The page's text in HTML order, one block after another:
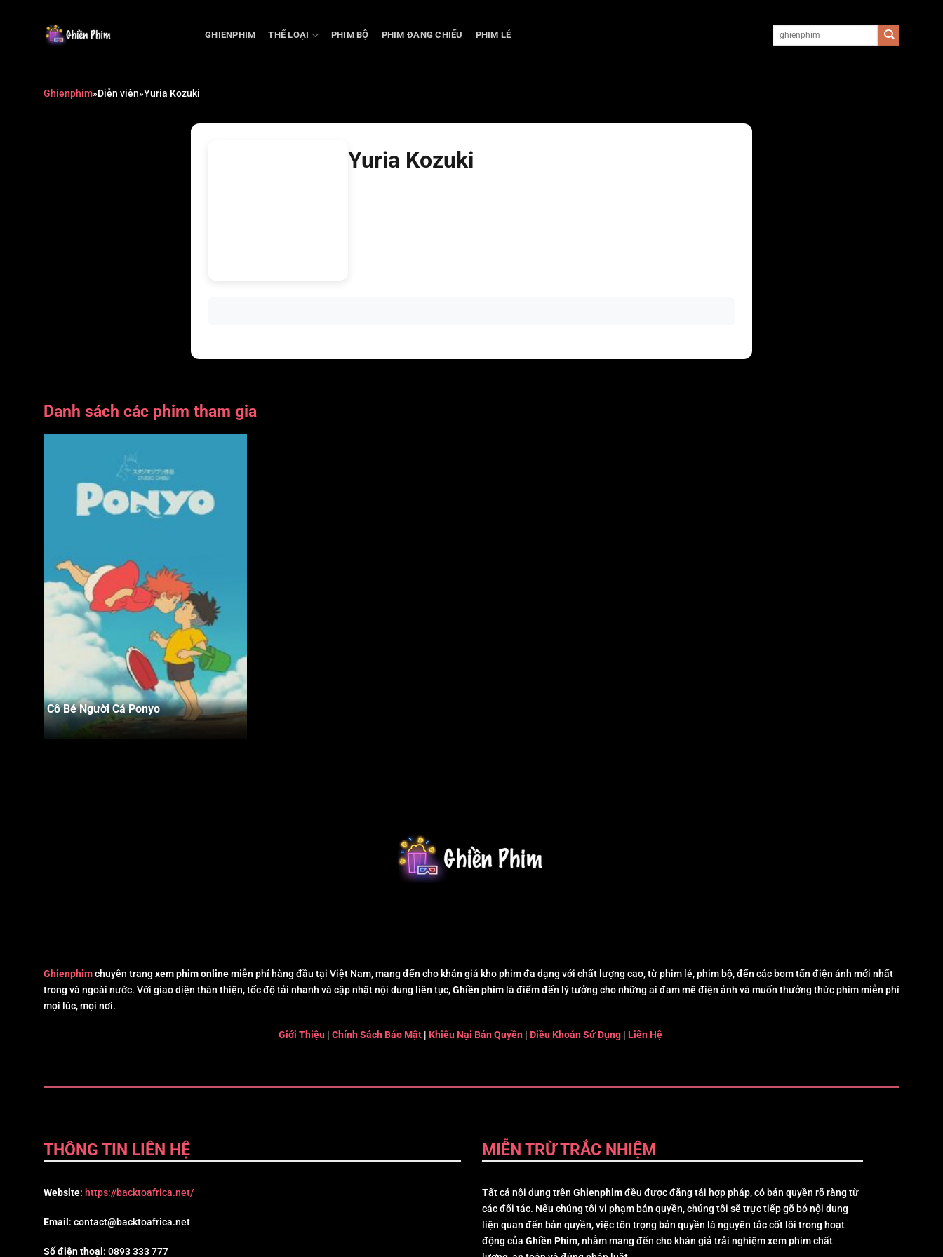
GHIENPHIM THỂ LOẠI PHIM BỘ PHIM ĐANG CHIẾU PHIM LẺ
Ghienphim»Diễn viên»Yuria Kozuki
Yuria Kozuki
Danh sách các phim tham gia
Cô Bé Người Cá Ponyo
Ghienphimchuyên trang xem phim onlinemiễn phí hàng đầu tại Việt Nam, mang đến cho khán giả kho phim đa dạng với chất lượng cao, từ phim lẻ, phim bộ, đến các bom tấn điện ảnh mới nhất
trong và ngoài nước. Với giao diện thân thiện, tốc độ tải nhanh và cập nhật nội dung liên tục,Ghiền phim là điểm đến lý tưởng cho những ai đam mê điện ảnh và muốn thưởng thức phim miễn phí
mọi lúc, mọi nơi.
Giới Thiệu Chính Sách Bảo Mật Khiếu Nại Bản Quyền Điều Khoản Sử Dụng Liên Hệ
THÔNG TIN LIÊN HỆ
Website: https://backtoafrica.net/
Email : contact@backtoafrica.net
Số điện thoại: 0893 333 777
MIỄN TRỪ TRẮC NHIỆM
Tất cả nội dung trên Ghienphimđều được đăng tải hợp pháp, có bản quyền rõ ràng từ
các đối tác. Nếu chúng tôi vi phạm bản quyền, chúng tôi sẽ trực tiếp gỡ bỏ nội dung
liện quan đến bản quyền, việc tôn trọng bản quyền là nguyên tắc cốt lõi trong hoạt
động của Ghiền Phim, nhằm mang đến cho khán giả trải nghiệm xem phim chất